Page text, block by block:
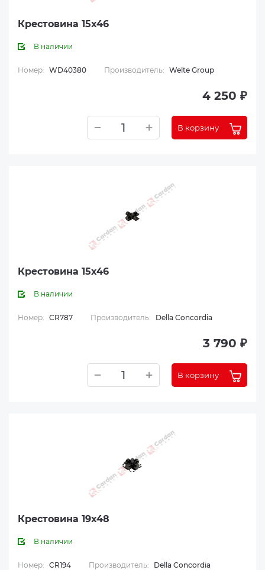
Крестовина 15x46
В наличии
Номер: WD40380 Производитель: Welte Group
4 250 ₽
В корзину
Крестовина 15x46
В наличии
Номер: CR787 Производитель: Della Concordia
3 790 ₽
В корзину
Крестовина 19x48
В наличии
Номер: CR194 Производитель: Della Concordia